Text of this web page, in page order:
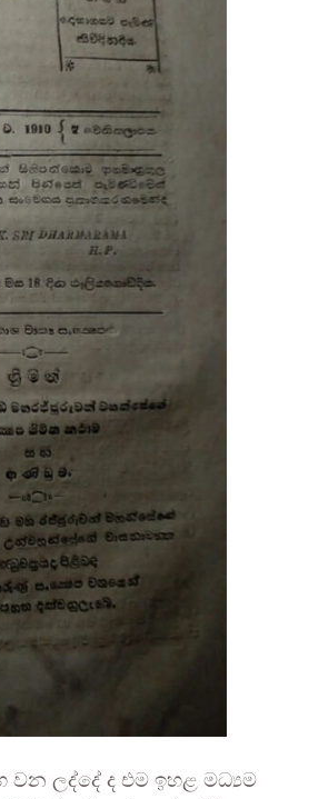
වන ලද්දේ ද එම ඉහළ මධ්‍යම